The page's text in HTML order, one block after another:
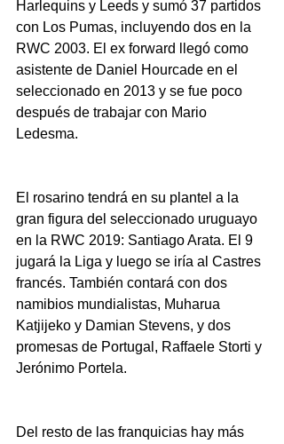
Harlequins y Leeds y sumó 37 partidos
con Los Pumas, incluyendo dos en la
RWC 2003. El ex forward llegó como
asistente de Daniel Hourcade en el
seleccionado en 2013 y se fue poco
después de trabajar con Mario
Ledesma.
El rosarino tendrá en su plantel a la
gran figura del seleccionado uruguayo
en la RWC 2019: Santiago Arata. El 9
jugará la Liga y luego se iría al Castres
francés. También contará con dos
namibios mundialistas, Muharua
Katjijeko y Damian Stevens, y dos
promesas de Portugal, Raffaele Storti y
Jerónimo Portela.
Del resto de las franquicias hay más